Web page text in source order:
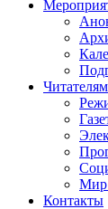
Читателям
Мир
Контакты